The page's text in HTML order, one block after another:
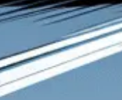
Octavia 2
Octavia 3
Superb 1
Superb 2
T25